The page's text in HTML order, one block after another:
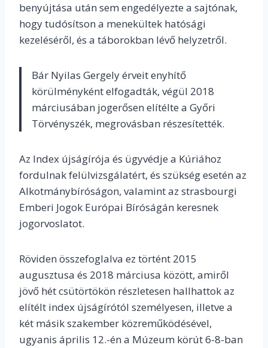
benyújtása után sem engedélyezte a sajtónak,
hogy tudósítson a menekültek hatósági
kezeléséről, és a táborokban lévő helyzetről.
Bár Nyilas Gergely érveit enyhítő
körülményként elfogadták, végül 2018
márciusában jogerősen elítélte a Győri
Törvényszék, megrovásban részesítették.
Az Index újságírója és ügyvédje a Kúriához
fordulnak felülvizsgálatért, és szükség esetén az
Alkotmánybíróságon, valamint az strasbourgi
Emberi Jogok Európai Bíróságán keresnek
jogorvoslatot.
Röviden összefoglalva ez történt 2015
augusztusa és 2018 márciusa között, amiről
jövő hét csütörtökön részletesen hallhattok az
elítélt index újságírótól személyesen, illetve a
két másik szakember közreműködésével,
ugyanis április 12.-én a Múzeum körút 6-8-ban